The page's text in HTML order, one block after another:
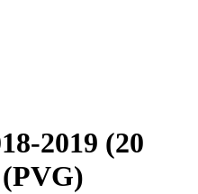
2019 (20
(PVG)